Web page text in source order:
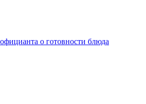
о готовности блюда